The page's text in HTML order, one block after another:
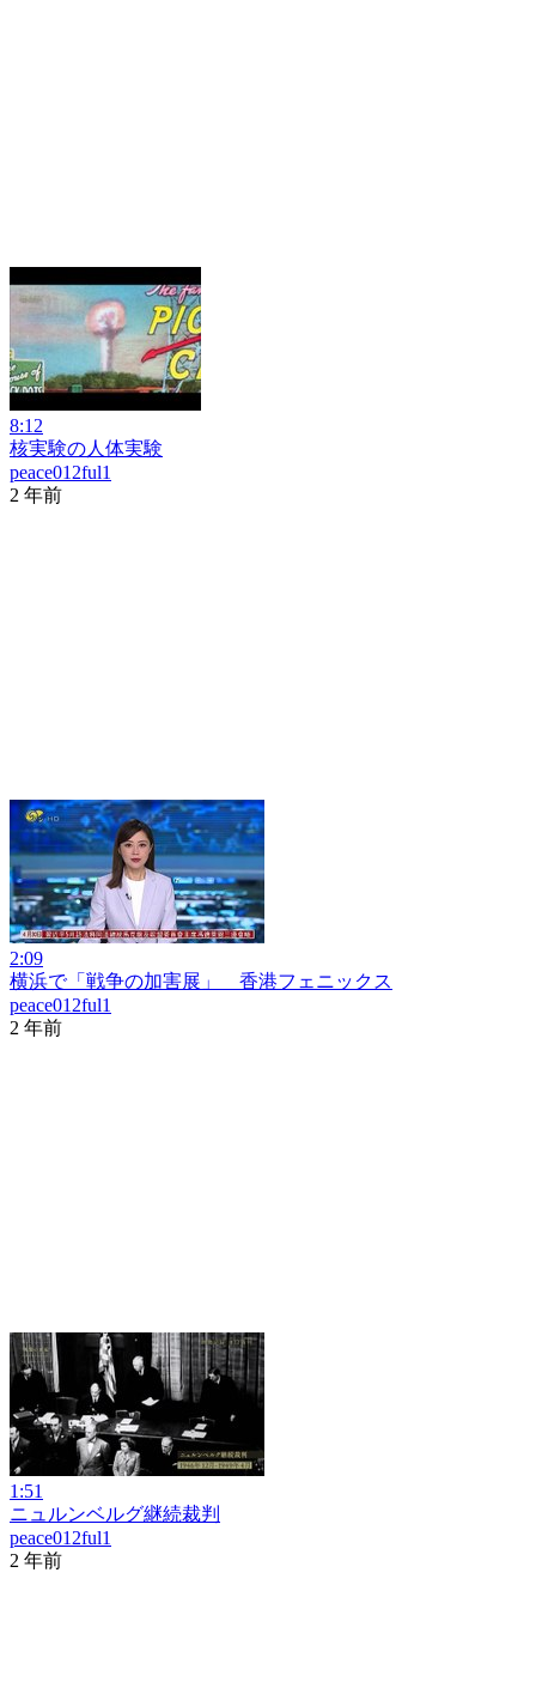
8:12
核実験の人体実験
peace012ful1
2 年前
2:09
横浜で「戦争の加害展」 香港フェニックス
peace012ful1
2 年前
1:51
ニュルンベルグ継続裁判
peace012ful1
2 年前